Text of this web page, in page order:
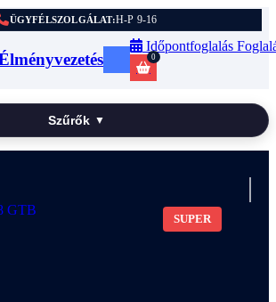
ÜGYFÉLSZOLGÁLAT:H-P 9-16
Időpontfoglalás
0
Szűrők ▼
SUPER